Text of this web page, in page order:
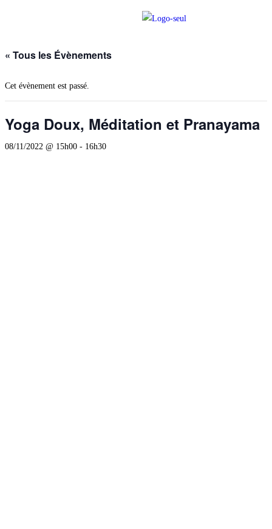
« Tous les Évènements
Cet évènement est passé.
Yoga Doux, Méditation et Pranayama
08/11/2022 @ 15h00 - 16h30